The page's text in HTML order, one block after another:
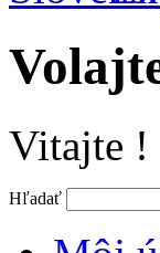
Vitajte !
Hľadať